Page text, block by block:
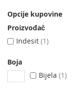
Opcije kupovine
Proizvođač
Indesit 1
Boja
Bijela 1